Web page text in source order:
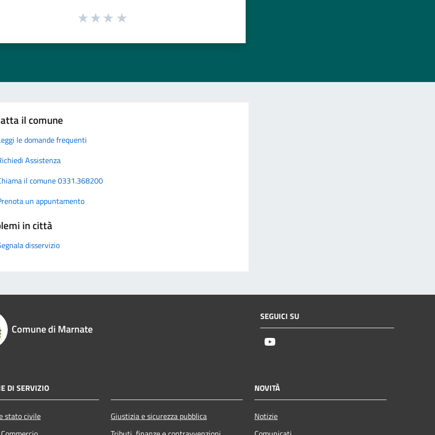
il comune
le domande frequenti
Assistenza
il comune 0331.368200
un appuntamento
in città
disservizio
Comune di Marnate
SEGUICI SU
DI SERVIZIO
stato civile
Giustizia e sicurezza pubblica
NOVITÀ
Notizie